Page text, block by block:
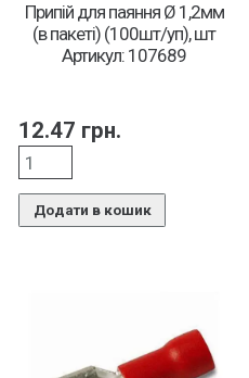
Припій для паяння Ø 1,2мм
(в пакеті) (100шт/уп), шт
Артикул: 107689
12.47 грн.
Додати в кошик